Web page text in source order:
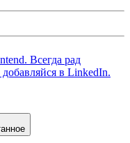
Всегда рад
в LinkedIn.